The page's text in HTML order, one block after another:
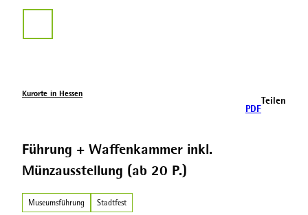
Kurorte in Hessen
PDF
Teilen
Führung + Waffenkammer inkl.
Münzausstellung (ab 20 P.)
Museumsführung Stadtfest